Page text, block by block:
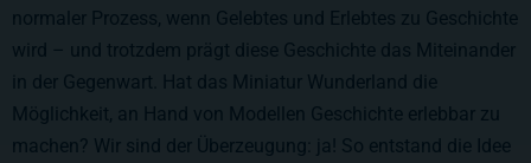
normaler Prozess, wenn Gelebtes und Erlebtes zu Geschichte
wird – und trotzdem prägt diese Geschichte das Miteinander
in der Gegenwart. Hat das Miniatur Wunderland die
Möglichkeit, an Hand von Modellen Geschichte erlebbar zu
machen? Wir sind der Überzeugung: ja! So entstand die Idee